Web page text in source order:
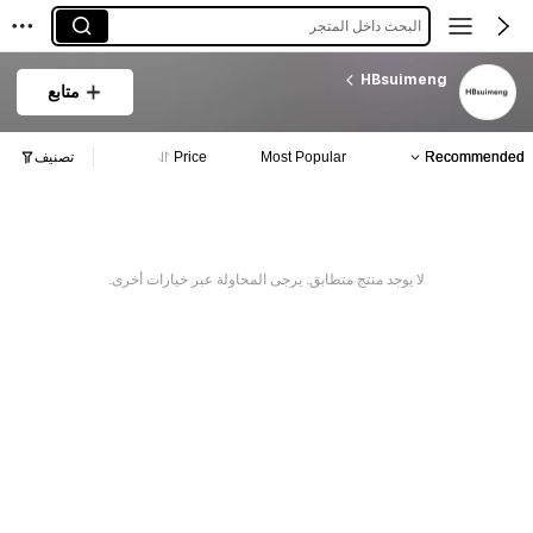
البحث داخل المتجر
HBsuimeng
متابع
Recommended
Most Popular
Price تصنيف
لا يوجد منتج متطابق. يرجى المحاولة عبر خيارات أخرى.